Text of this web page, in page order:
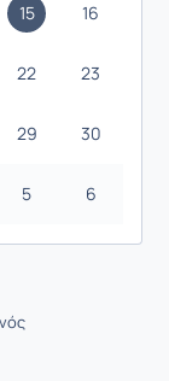
15 16
22 23
29 30
5 6